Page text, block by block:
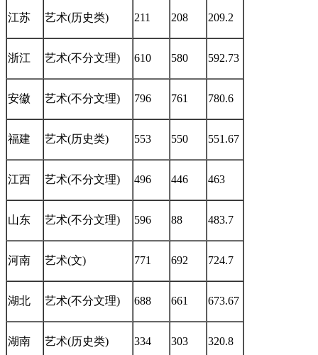
江苏 艺术(历史类) 211 208 209.2
浙江 艺术(不分文理) 610 580 592.73
安徽 艺术(不分文理) 796 761 780.6
福建 艺术(历史类) 553 550 551.67
江西 艺术(不分文理) 496 446 463
山东 艺术(不分文理) 596 88 483.7
河南 艺术(文) 771 692 724.7
湖北 艺术(不分文理) 688 661 673.67
湖南 艺术(历史类) 334 303 320.8